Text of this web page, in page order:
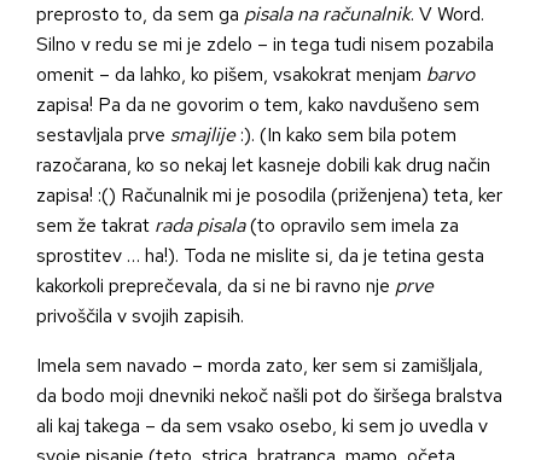
preprosto to, da sem ga pisala na računalnik. V Word.
Silno v redu se mi je zdelo – in tega tudi nisem pozabila
omenit – da lahko, ko pišem, vsakokrat menjam barvo
zapisa! Pa da ne govorim o tem, kako navdušeno sem
sestavljala prve smajlije:). (In kako sem bila potem
razočarana, ko so nekaj let kasneje dobili kak drug način
zapisa! :() Računalnik mi je posodila (priženjena) teta, ker
sem že takrat rada pisala(to opravilo sem imela za
sprostitev … ha!). Toda ne mislite si, da je tetina gesta
kakorkoli preprečevala, da si ne bi ravno nje prve
privoščila v svojih zapisih.
Imela sem navado – morda zato, ker sem si zamišljala,
da bodo moji dnevniki nekoč našli pot do širšega bralstva
ali kaj takega – da sem vsako osebo, ki sem jo uvedla v